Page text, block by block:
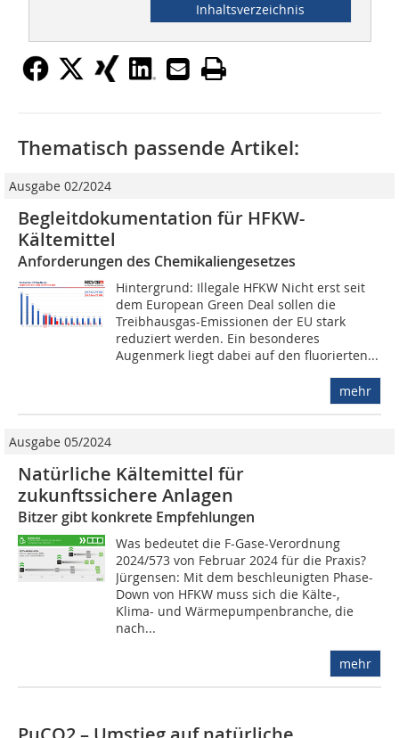
Inhaltsverzeichnis
Thematisch passende Artikel:
Ausgabe 02/2024
Begleitdokumentation für HFKW-
Kältemittel
Anforderungen des Chemikaliengesetzes
Hintergrund: Illegale HFKW Nicht erst seit
dem European Green Deal sollen die
Treibhausgas-Emissionen der EU stark
reduziert werden. Ein besonderes
Augenmerk liegt dabei auf den fluorierten...
mehr
Ausgabe 05/2024
Natürliche Kältemittel für
zukunftssichere Anlagen
Bitzer gibt konkrete Empfehlungen
Was bedeutet die F-Gase-Verordnung
2024/573 von Februar 2024 für die Praxis?
Jürgensen: Mit dem beschleunigten Phase-
Down von HFKW muss sich die Kälte-,
Klima- und Wärmepumpenbranche, die
nach...
mehr